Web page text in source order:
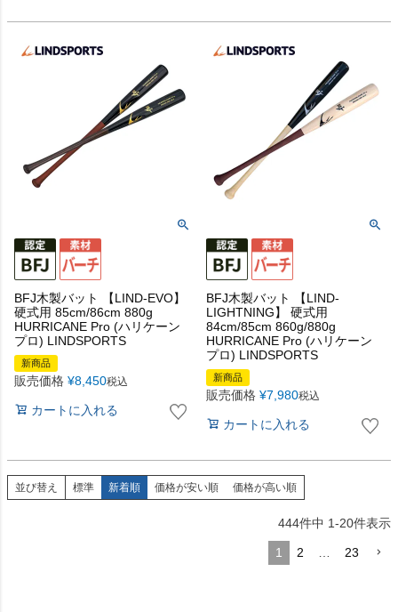
BFJ木製バット 【LIND-EVO】
硬式用 85cm/86cm 880g
HURRICANE Pro (ハリケーン
プロ) LINDSPORTS
新商品
販売価格 ¥8,450税込
カートに入れる
BFJ木製バット 【LIND-
LIGHTNING】 硬式用
84cm/85cm 860g/880g
HURRICANE Pro (ハリケーン
プロ) LINDSPORTS
新商品
販売価格 ¥7,980税込
カートに入れる
並び替え 標準 新着順 価格が安い順 価格が高い順
444件中 1-20件表示
1 2 23